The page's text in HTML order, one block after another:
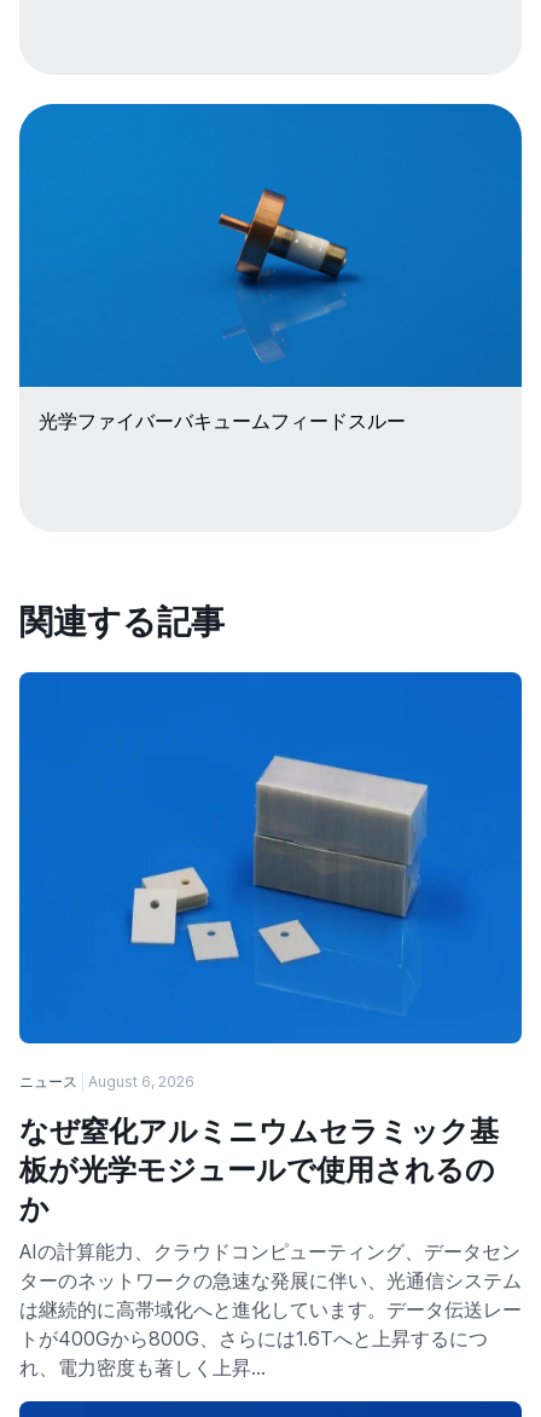
光学ファイバーバキュームフィードスルー
関連する記事
ニュース August 6, 2026
なぜ窒化アルミニウムセラミック基
板が光学モジュールで使用されるの
か
AIの計算能力、クラウドコンピューティング、データセン
ターのネットワークの急速な発展に伴い、光通信システム
は継続的に高帯域化へと進化しています。データ伝送レー
トが400Gから800G、さらには1.6Tへと上昇するにつ
れ、電力密度も著しく上昇…